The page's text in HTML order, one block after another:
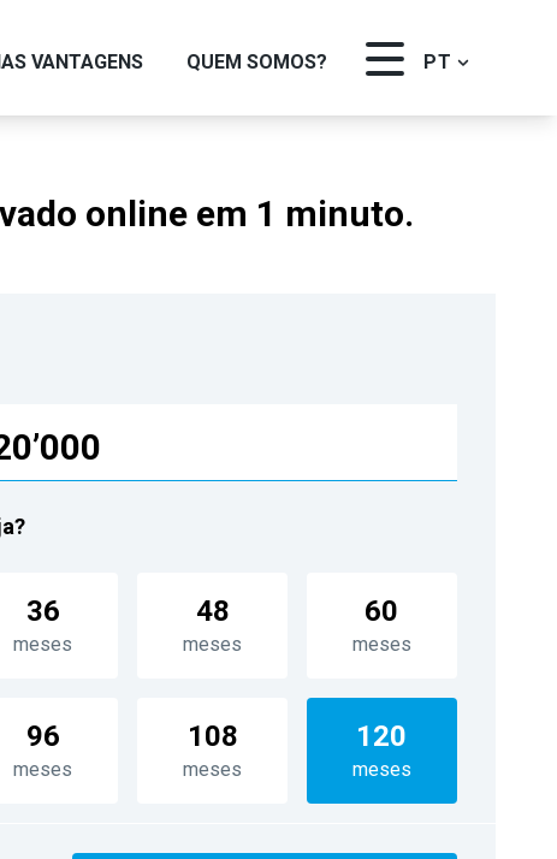
VANTAGENS QUEM SOMOS? PT
online em 1 minuto.
36
meses
48
meses
60
meses
96
meses
108
meses
120
meses